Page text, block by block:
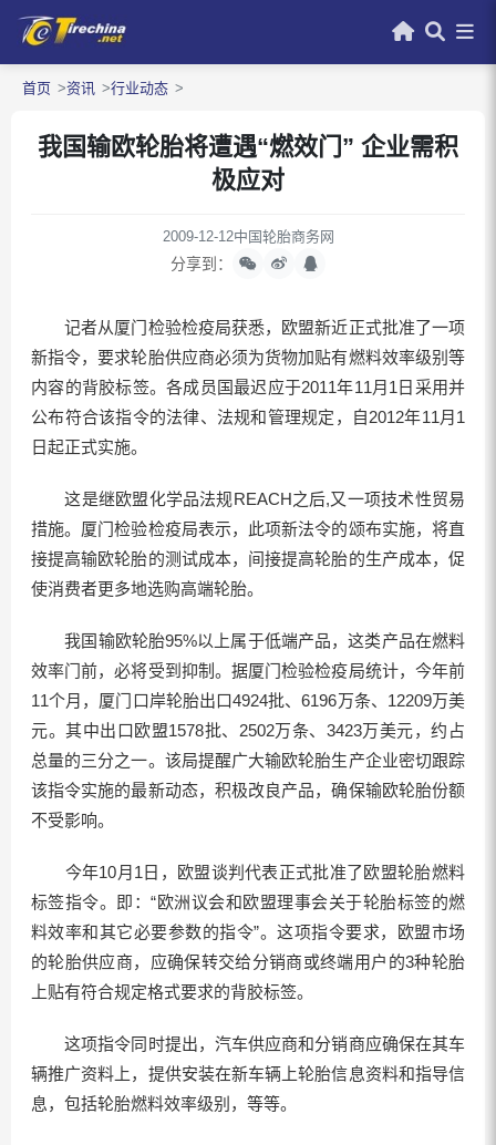
首页 资讯 行业动态
我国输欧轮胎将遭遇“燃效门” 企业需积
极应对
2009-12-12中国轮胎商务网
分享到：
记者从厦门检验检疫局获悉，欧盟新近正式批准了一项
新指令，要求轮胎供应商必须为货物加贴有燃料效率级别等
内容的背胶标签。各成员国最迟应于2011年11月1日采用并
公布符合该指令的法律、法规和管理规定，自2012年11月1
日起正式实施。
这是继欧盟化学品法规REACH之后,又一项技术性贸易
措施。厦门检验检疫局表示，此项新法令的颂布实施，将直
接提高输欧轮胎的测试成本，间接提高轮胎的生产成本，促
使消费者更多地选购高端轮胎。
我国输欧轮胎95%以上属于低端产品，这类产品在燃料
效率门前，必将受到抑制。据厦门检验检疫局统计，今年前
11个月，厦门口岸轮胎出口4924批、6196万条、12209万美
元。其中出口欧盟1578批、2502万条、3423万美元，约占
总量的三分之一。该局提醒广大输欧轮胎生产企业密切跟踪
该指令实施的最新动态，积极改良产品，确保输欧轮胎份额
不受影响。
今年10月1日，欧盟谈判代表正式批准了欧盟轮胎燃料
标签指令。即：“欧洲议会和欧盟理事会关于轮胎标签的燃
料效率和其它必要参数的指令”。这项指令要求，欧盟市场
的轮胎供应商，应确保转交给分销商或终端用户的3种轮胎
上贴有符合规定格式要求的背胶标签。
这项指令同时提出，汽车供应商和分销商应确保在其车
辆推广资料上，提供安装在新车辆上轮胎信息资料和指导信
息，包括轮胎燃料效率级别，等等。